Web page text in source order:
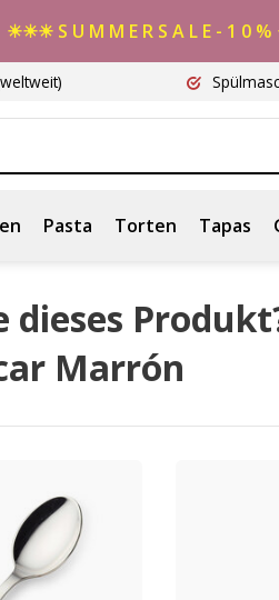
☀☀☀ S U M M E R S A L E - 1 0
Pasta Torten Tapas
dieses
Marrón